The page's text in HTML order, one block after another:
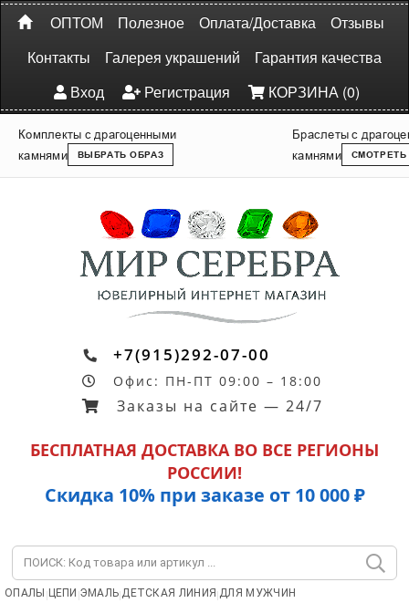
ОПТОМ Полезное Оплата/Доставка
Отзывы
Контакты
Галерея украшений
Гарантия качества
Вход
Регистрация КОРЗИНА (0)
Комплекты с драгоценными
камнями
ВЫБРАТЬ ОБРАЗ
Браслеты с
камнями
СМОТРЕТЬ
+7(915)292-07-00
Офис: ПН-ПТ 09:00 – 18:00
Заказы на сайте — 24/7
БЕСПЛАТНАЯ ДОСТАВКА ВО ВСЕ РЕГИОНЫ
РОССИИ!
Скидка 10% при заказе от 10 000 ₽
ОПАЛЫ | ЦЕПИ |ЭМАЛЬ|ДЕТСКАЯ ЛИНИЯ |ДЛЯ МУЖЧИН